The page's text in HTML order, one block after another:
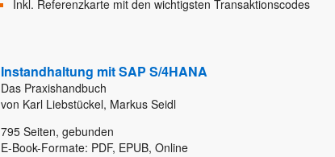
Inkl. Referenzkarte mit den wichtigsten Transaktionscodes
Instandhaltung mit SAP S/4HANA
Das Praxishandbuch
von Karl Liebstückel, Markus Seidl
795 Seiten, gebunden
E-Book-Formate: PDF, EPUB, Online